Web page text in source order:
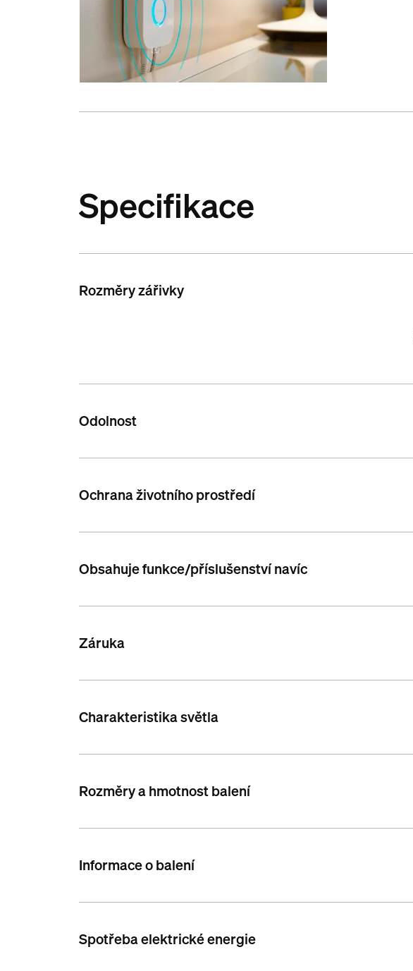
Specifikace
Rozměry zářivky
Odolnost
Ochrana životního prostředí
Obsahuje funkce/příslušenství navíc
Záruka
Charakteristika světla
Rozměry a hmotnost balení
Informace o balení
Spotřeba elektrické energie